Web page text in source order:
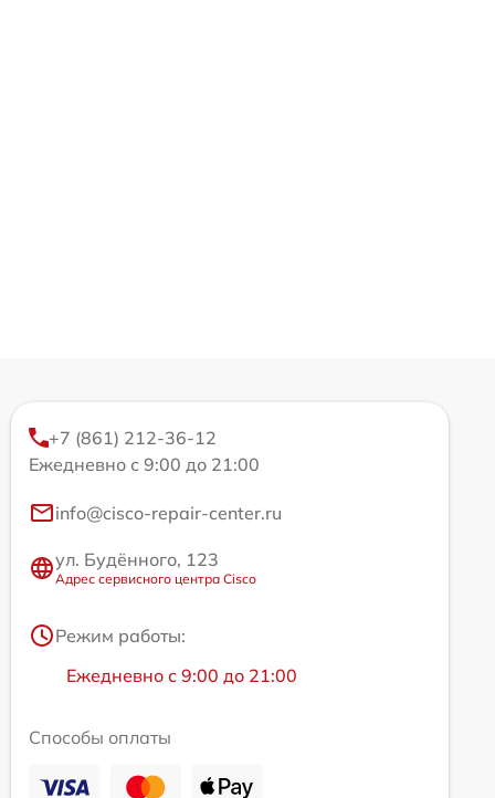
+7 (861) 212-36-12
Ежедневно с 9:00 до 21:00
info@cisco-repair-center.ru
ул. Будённого, 123
Адрес сервисного центра Cisco
Режим работы:
Ежедневно с 9:00 до 21:00
Способы оплаты